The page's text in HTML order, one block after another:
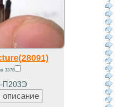
3376
П203Э